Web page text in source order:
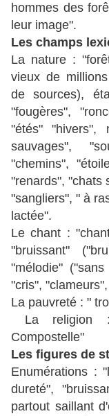
hommes des
leur image".
Les champs
La nature :
vieux de
de sources),
"fougères",
"étés" "hivers",
sauvages",
"chemins",
"renards", "chats
"sangliers", " à
lactée".
Le chant :
"bruissant"
"mélodie"
"cris",
La pauvreté : "
La religion :
Compostelle"
Les figures de
Enumérations :
dureté",
partout saillant